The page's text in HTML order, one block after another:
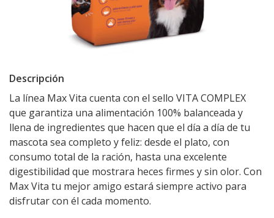
Descripción
La línea Max Vita cuenta con el sello VITA COMPLEX
que garantiza una alimentación 100% balanceada y
llena de ingredientes que hacen que el día a día de tu
mascota sea completo y feliz: desde el plato, con
consumo total de la ración, hasta una excelente
digestibilidad que mostrara heces firmes y sin olor. Con
Max Vita tu mejor amigo estará siempre activo para
disfrutar con él cada momento.